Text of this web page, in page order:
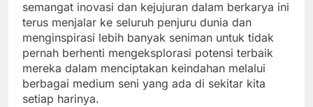
semangat inovasi dan kejujuran dalam berkarya ini
terus menjalar ke seluruh penjuru dunia dan
menginspirasi lebih banyak seniman untuk tidak
pernah berhenti mengeksplorasi potensi terbaik
mereka dalam menciptakan keindahan melalui
berbagai medium seni yang ada di sekitar kita
setiap harinya.